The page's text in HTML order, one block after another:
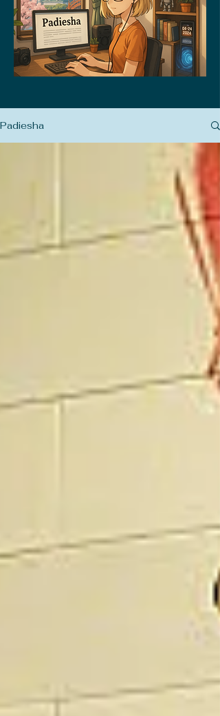
Padiesha